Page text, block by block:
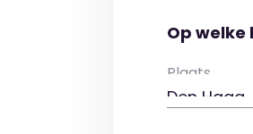
Op welke